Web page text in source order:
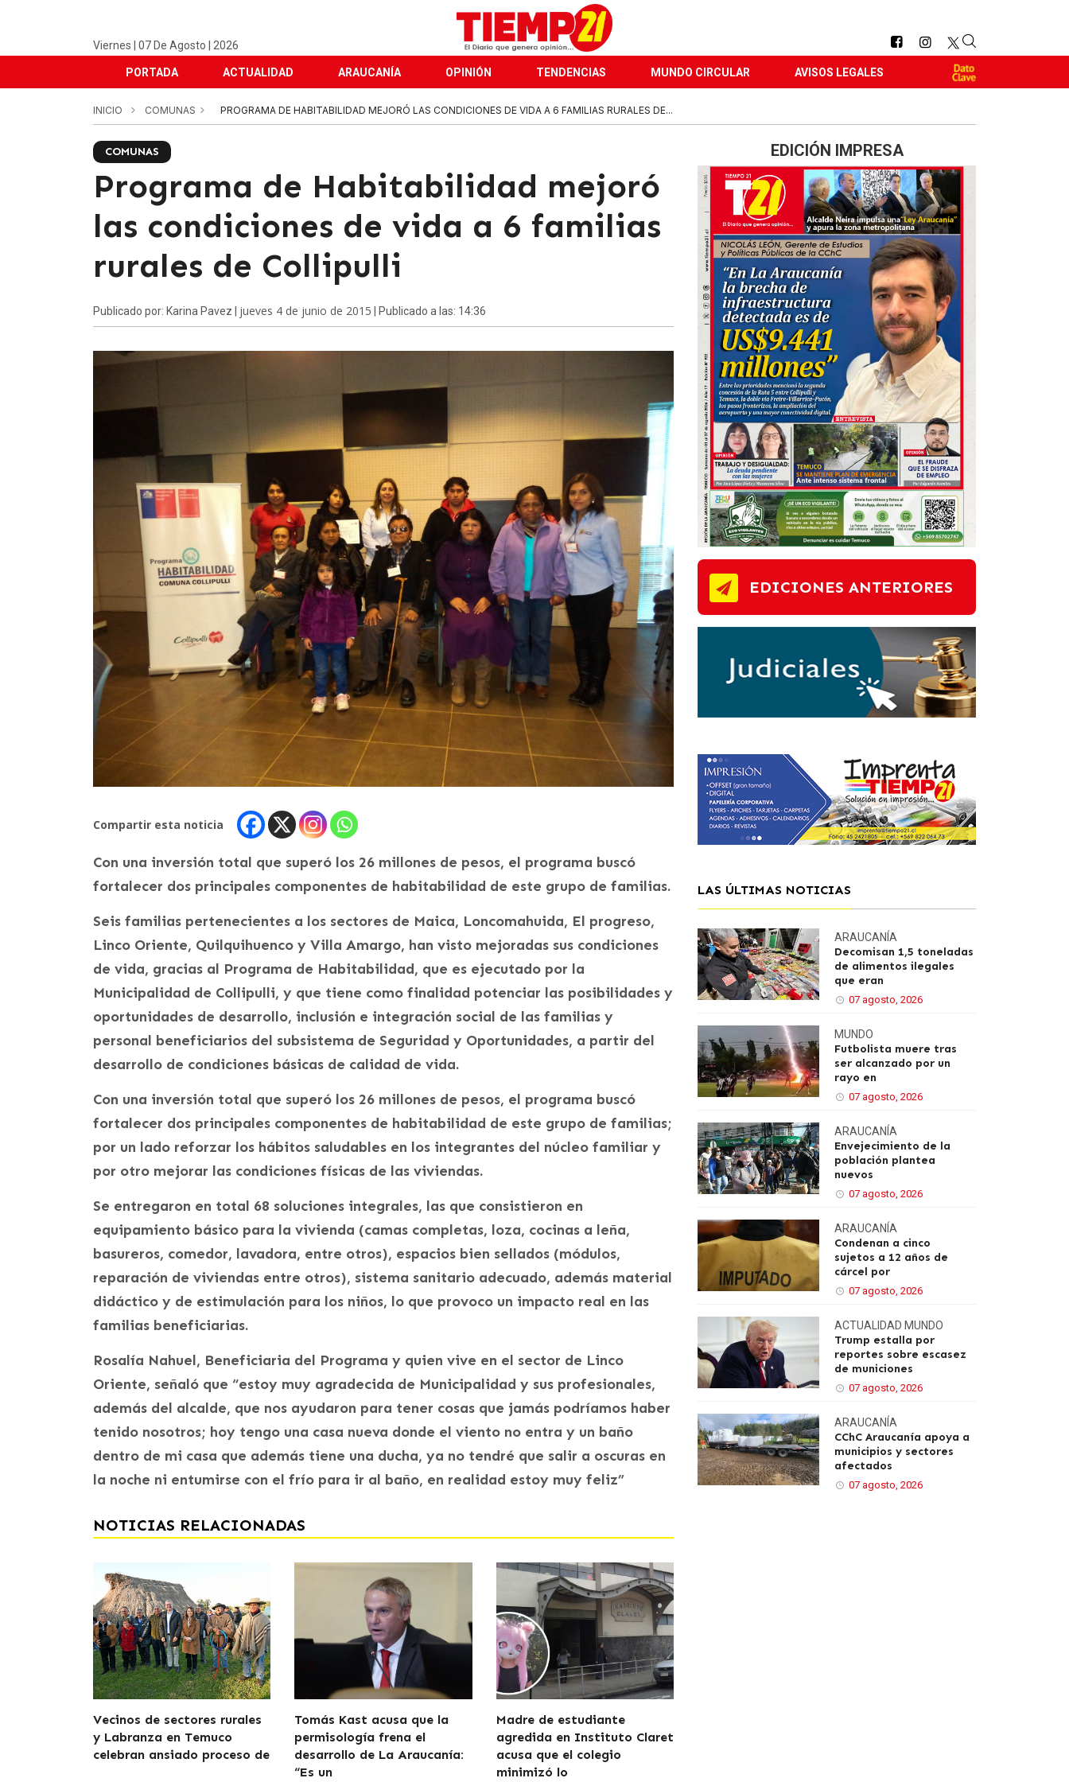
Viernes | 07 De Agosto | 2026
PORTADA ACTUALIDAD ARAUCANÍA OPINIÓN TENDENCIAS MUNDO CIRCULAR AVISOS LEGALES
INICIO COMUNAS PROGRAMA DE HABITABILIDAD MEJORÓ LAS CONDICIONES DE VIDA A 6 FAMILIAS RURALES DE...
COMUNAS
Programa de Habitabilidad mejoró
las condiciones de vida a 6 familias
rurales de Collipulli
Publicado por: Karina Pavez | jueves 4 de junio de 2015 | Publicado a las: 14:36
Compartir esta noticia
Con una inversión total que superó los 26 millones de pesos, el programa buscó
fortalecer dos principales componentes de habitabilidad de este grupo de familias.
Seis familias pertenecientes a los sectores de Maica, Loncomahuida, El progreso,
Linco Oriente, Quilquihuenco y Villa Amargo, han visto mejoradas sus condiciones
de vida, gracias al Programa de Habitabilidad, que es ejecutado por la
Municipalidad de Collipulli, y que tiene como finalidad potenciar las posibilidades y
oportunidades de desarrollo, inclusión e integración social de las familias y
personal beneficiarios del subsistema de Seguridad y Oportunidades, a partir del
desarrollo de condiciones básicas de calidad de vida.
Con una inversión total que superó los 26 millones de pesos, el programa buscó
fortalecer dos principales componentes de habitabilidad de este grupo de familias;
por un lado reforzar los hábitos saludables en los integrantes del núcleo familiar y
por otro mejorar las condiciones físicas de las viviendas.
Se entregaron en total 68 soluciones integrales, las que consistieron en
equipamiento básico para la vivienda (camas completas, loza, cocinas a leña,
basureros, comedor, lavadora, entre otros), espacios bien sellados (módulos,
reparación de viviendas entre otros), sistema sanitario adecuado, además material
didáctico y de estimulación para los niños, lo que provoco un impacto real en las
familias beneficiarias.
Rosalía Nahuel, Beneficiaria del Programa y quien vive en el sector de Linco
Oriente, señaló que “estoy muy agradecida de Municipalidad y sus profesionales,
además del alcalde, que nos ayudaron para tener cosas que jamás podríamos haber
tenido nosotros; hoy tengo una casa nueva donde el viento no entra y un baño
dentro de mi casa que además tiene una ducha, ya no tendré que salir a oscuras en
la noche ni entumirse con el frío para ir al baño, en realidad estoy muy feliz”
NOTICIAS RELACIONADAS
Vecinos de sectores rurales
y Labranza en Temuco
celebran ansiado proceso de
Tomás Kast acusa que la
permisología frena el
desarrollo de La Araucanía:
“Es un
Madre de estudiante
agredida en Instituto Claret
acusa que el colegio
minimizó lo
EDICIÓN IMPRESA
EDICIONES ANTERIORES
LAS ÚLTIMAS NOTICIAS
ARAUCANÍA
Decomisan 1,5 toneladas
de alimentos ilegales
que eran
07 agosto, 2026
MUNDO
Futbolista muere tras
ser alcanzado por un
rayo en
07 agosto, 2026
ARAUCANÍA
Envejecimiento de la
población plantea
nuevos
07 agosto, 2026
ARAUCANÍA
Condenan a cinco
sujetos a 12 años de
cárcel por
07 agosto, 2026
ACTUALIDAD MUNDO
Trump estalla por
reportes sobre escasez
de municiones
07 agosto, 2026
ARAUCANÍA
CChC Araucanía apoya a
municipios y sectores
afectados
07 agosto, 2026